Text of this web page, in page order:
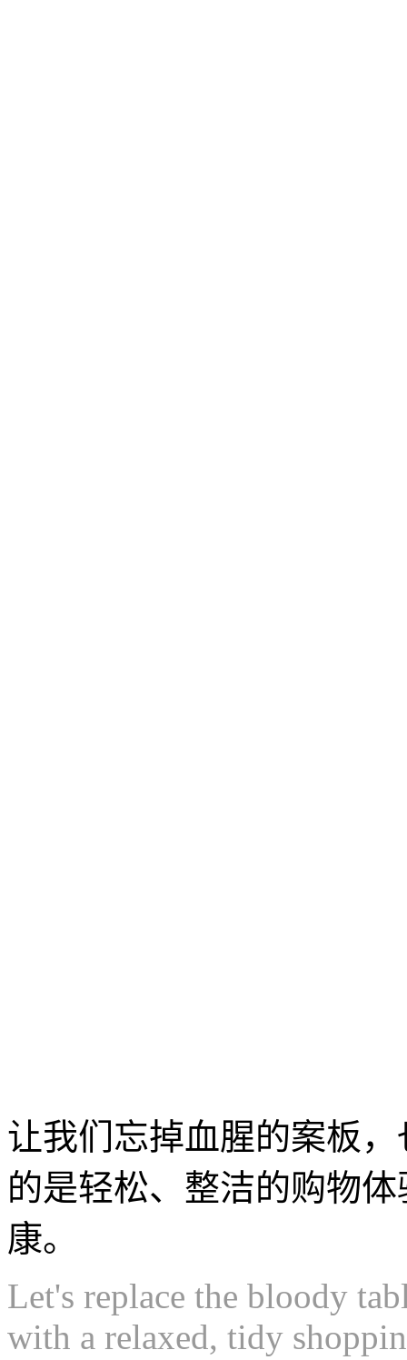
让我们忘掉血腥的案板
的是轻松、整洁的购物
康。
Let's replace the bloody
with a relaxed, tidy